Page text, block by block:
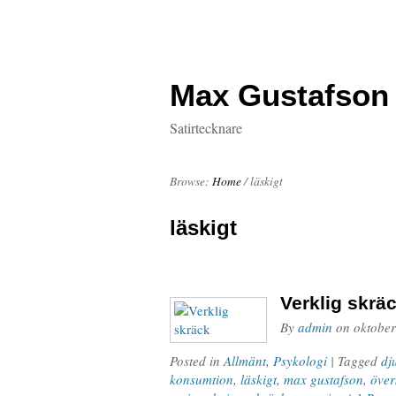
Max Gustafson
Satirtecknare
Browse: Home/läskigt
läskigt
Verklig
By admin on
Posted inAllmänt, Psykologi | Tagged
konsumtion, läskigt, max gustafson,